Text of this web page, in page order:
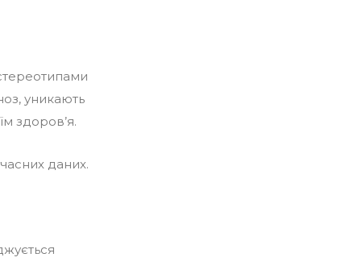
уникають
здоров’я.
даних.